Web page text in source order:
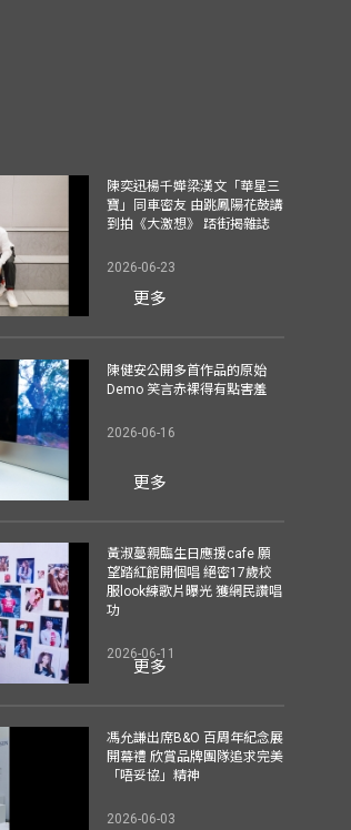
陳奕迅楊千嬅梁漢文「華星三
寶」同車密友 由跳鳳陽花鼓講
到拍《大激想》 踎街揭雜誌
2026-06-23
更多
陳健安公開多首作品的原始
Demo 笑言赤裸得有點害羞
2026-06-16
更多
黃淑蔓親臨生日應援cafe 願
望踏紅館開個唱 絕密17歲校
服look練歌片曝光 獲網民讚唱
功
2026-06-11
更多
馮允謙出席B&O 百周年紀念展
開幕禮 欣賞品牌團隊追求完美
「唔妥協」精神
2026-06-03